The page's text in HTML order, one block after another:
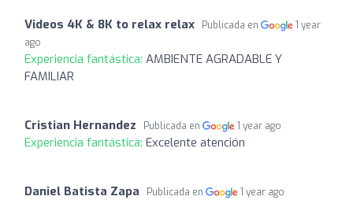
Videos 4K & 8K to relax relax Publicada en
1 year
ago
Experiencia fantástica: AMBIENTE AGRADABLE Y
FAMILIAR
Cristian Hernandez Publicada en 1 year ago
Experiencia fantástica: Excelente atención
Daniel Batista Zapa Publicada en 1 year ago